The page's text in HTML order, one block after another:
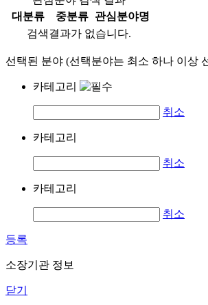
대분류
중분류
관심분야명
검색결과가 없습니다.
선택된 분야 (선택분야는 최소 하나 이상
카테고리
취소
카테고리
취소
카테고리
취소
등록
소장기관 정보
닫기